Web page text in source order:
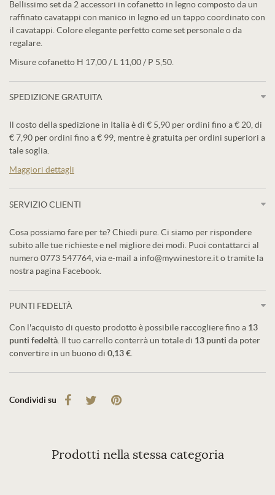
Bellissimo set da 2 accessori in cofanetto in legno composto da un
raffinato cavatappi con manico in legno ed un tappo coordinato con
il cavatappi. Colore elegante perfetto come set personale o da
regalare.
Misure cofanetto H 17,00 / L 11,00 / P 5,50.
SPEDIZIONE GRATUITA
Il costo della spedizione in Italia è di € 5,90 per ordini fino a € 20, di
€ 7,90 per ordini fino a € 99, mentre è gratuita per ordini superiori a
tale soglia.
Maggiori dettagli
SERVIZIO CLIENTI
Cosa possiamo fare per te? Chiedi pure. Ci siamo per rispondere
subito alle tue richieste e nel migliore dei modi. Puoi contattarci al
numero 0773 547764, via e-mail a info@mywinestore.it o tramite la
nostra pagina Facebook.
PUNTI FEDELTÀ
Con l'acquisto di questo prodotto è possibile raccogliere fino a 13
punti fedeltà . Il tuo carrello conterrà un totale di 13 punti da poter
convertire in un buono di 0,13 €
Condividi su
Prodotti nella stessa categoria